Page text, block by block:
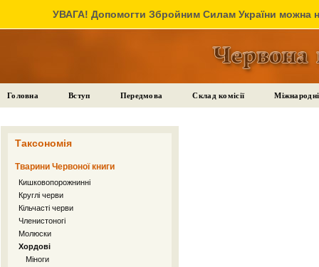
УВАГА! Допомогти Збройним Силам України можна
Головна Вступ Передмова Склад комісії
Таксономія
Тварини Червоної книги
Кишковопорожнинні
Круглі черви
Кільчасті черви
Членистоногі
Молюски
Хордові
Міноги